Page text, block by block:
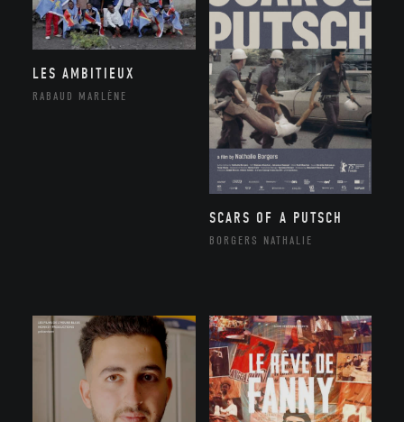
LES AMBITIEUX
RABAUD MARLÈNE
SCARS OF A PUTSCH
BORGERS NATHALIE